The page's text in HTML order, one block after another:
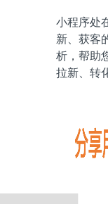
小程序处
新、获客
析，帮助
拉新、转